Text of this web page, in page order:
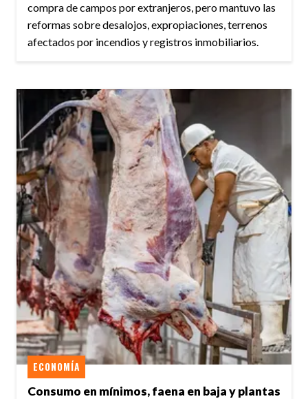
compra de campos por extranjeros, pero mantuvo las
reformas sobre desalojos, expropiaciones, terrenos
afectados por incendios y registros inmobiliarios.
Consumo en mínimos, faena en baja y plantas
ECONOMÍA